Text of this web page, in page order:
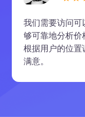
我们需要访问可
够可靠地分析价
根据用户的位置
满意。